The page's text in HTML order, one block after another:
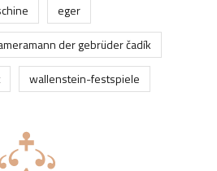
eger
der gebrüder čadík
wallenstein-festspiele